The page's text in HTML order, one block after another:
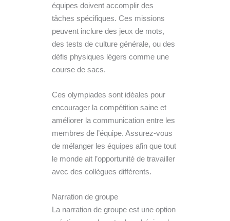
équipes doivent accomplir des
tâches spécifiques. Ces missions
peuvent inclure des jeux de mots,
des tests de culture générale, ou des
défis physiques légers comme une
course de sacs.
Ces olympiades sont idéales pour
encourager la compétition saine et
améliorer la communication entre les
membres de l’équipe. Assurez-vous
de mélanger les équipes afin que tout
le monde ait l’opportunité de travailler
avec des collègues différents.
Narration de groupe
La narration de groupe est une option